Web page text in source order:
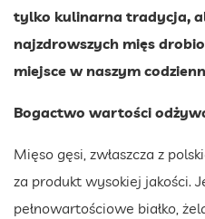
tylko kulinarna tradycja,
najzdrowszych mięs
miejsce w naszym
Bogactwo wartości
Mięso gęsi, zwłaszcza z
za produkt wysokiej jakości.
pełnowartościowe białko,